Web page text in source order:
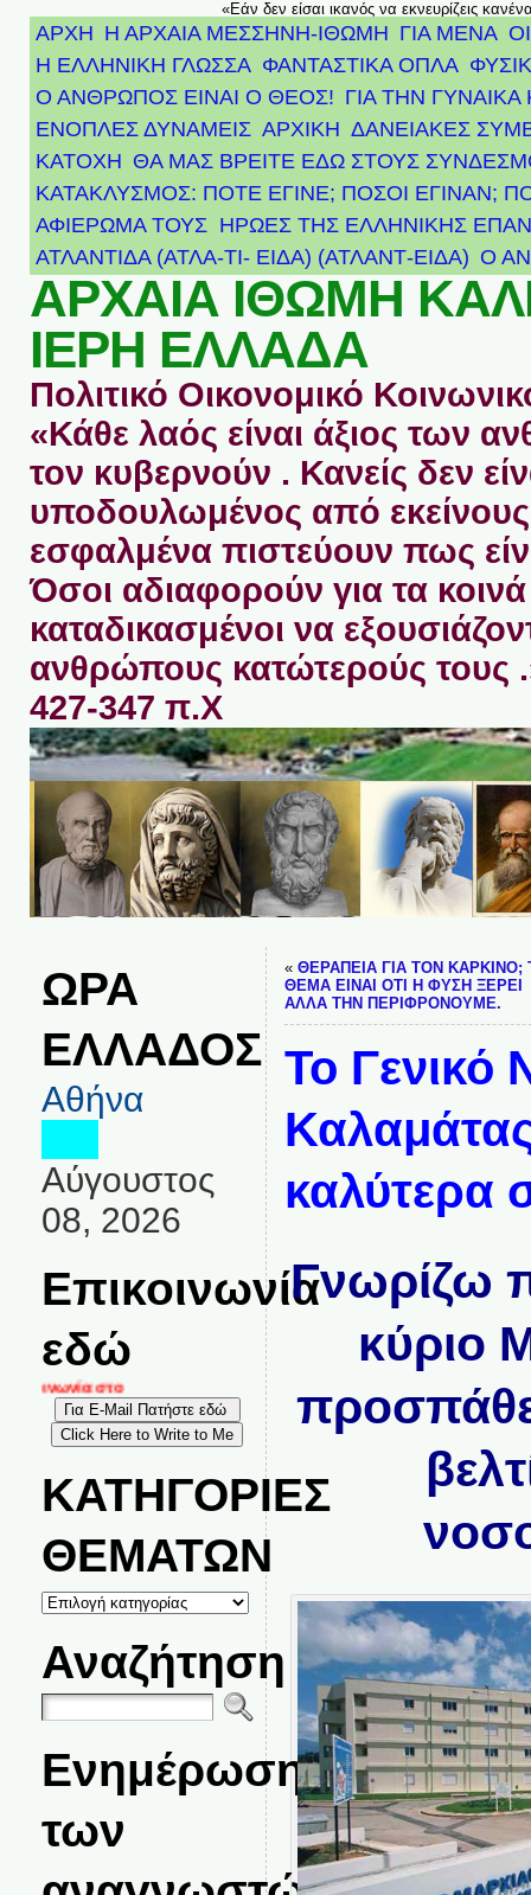
«Εάν δεν είσαι ικανός να εκνευρίζεις
ΑΡΧΗ Η ΑΡΧΑΙΑ ΜΕΣΣΗΝΗ-ΙΘΩΜΗ ΓΙΑ ΜΕΝΑ
Η ΕΛΛΗΝΙΚΗ ΓΛΩΣΣΑ ΦΑΝΤΑΣΤΙΚΑ ΟΠΛΑ
Ο ΑΝΘΡΩΠΟΣ ΕΙΝΑΙ Ο ΘΕΟΣ! ΓΙΑ ΤΗΝ ΓΥΝΑΙΚΑ
ΕΝΟΠΛΕΣ ΔΥΝΑΜΕΙΣ ΑΡΧΙΚΉ ΔΑΝΕΙΑΚΕΣ
ΚΑΤΟΧΗ ΘΑ ΜΑΣ ΒΡΕΙΤΕ ΕΔΩ ΣΤΟΥΣ
ΚΑΤΑΚΛΥΣΜΟΣ: ΠΟΤΕ ΕΓΙΝΕ; ΠΟΣΟΙ ΕΓΙΝΑΝ;
ΑΦΙΈΡΩΜΑ ΤΟΥΣ ΉΡΩΕΣ ΤΗΣ ΕΛΛΗΝΙΚΉΣ
ΑΤΛΑΝΤΊΔΑ (ΑΤΛΑ-ΤΙ- ΕΙΔΑ) (ΑΤΛΑΝΤ-ΕΙΔΑ) Ο
ΑΡΧΑΙΑ ΙΘΩΜΗ
ΙΕΡΗ ΕΛΛΑΔΑ
Πολιτικό Οικονομικό
«Κάθε λαός είναι άξιος των
τον κυβερνούν . Κανείς δεν
υποδουλωμένος από
εσφαλμένα πιστεύουν πως
Όσοι αδιαφορούν για τα κοινά
καταδικασμένοι να
ανθρώπους κατώτερούς τους
427-347 π.Χ
ΩΡΑ
ΕΛΛΑΔΟΣ
Αθήνα
Αύγουστος
08, 2026
Επικοινωνία
εδώ
στο
ΚΑΤΗΓΟΡΙΕΣ
ΘΕΜΑΤΩΝ
ΚΑΤΗΓΟΡΙΕΣ
ΘΕΜΑΤΩΝ
Αναζήτηση
Ενημέρωση
των
« ΘΕΡΑΠΕΙΑ ΓΙΑ ΤΟΝ ΚΑΡΚΙΝΟ;
ΘΕΜΑ ΕΙΝΑΙ ΟΤΙ Η ΦΥΣΗ ΞΕΡΕΙ
ΑΛΛΑ ΤΗΝ ΠΕΡΙΦΡΟΝΟΥΜΕ.
Το Γενικό
καλύτερα
Γνωρίζω
κύριο